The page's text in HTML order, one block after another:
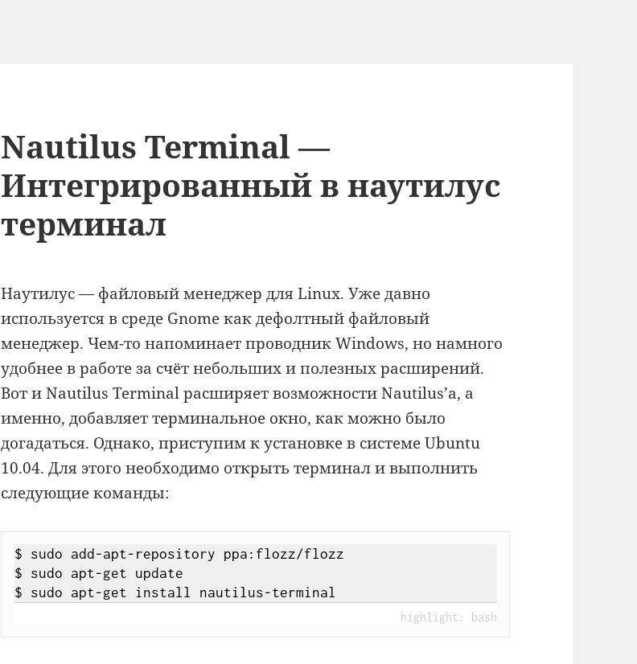
Nautilus Terminal —
Интегрированный в наутилус
терминал
Наутилус — файловый менеджер для Linux. Уже давно
используется в среде Gnome как дефолтный файловый
менеджер. Чем-то напоминает проводник Windows, но намного
удобнее в работе за счёт небольших и полезных расширений.
Вот и Nautilus Terminal расширяет возможности Nautilus’а, а
именно, добавляет терминальное окно, как можно было
догадаться. Однако, приступим к установке в системе Ubuntu
10.04. Для этого необходимо открыть терминал и выполнить
следующие команды:
$ sudo add-apt-repository ppa:flozz/flozz
$ sudo apt-get update
$ sudo apt-get install nautilus-terminal